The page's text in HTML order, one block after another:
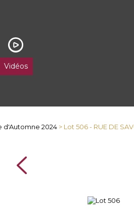
Vidéos
d'Automne 2024 > Lot 506 - RUE DE